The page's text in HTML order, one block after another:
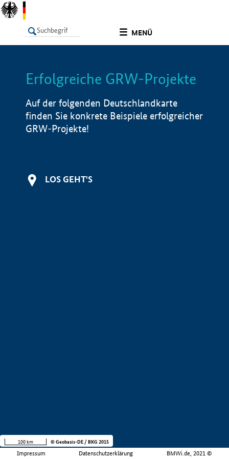
MENÜ
LISTE Info
Erfolgreiche GRW-Projekte
Auf der folgenden Deutschlandkarte
finden Sie konkrete Beispiele erfolgreicher
GRW-Projekte!
LOS GEHT'S
Impressum Datenschutzerklärung BMWi.de, 2021 ©
100 km © Geobasis-DE / BKG 2015